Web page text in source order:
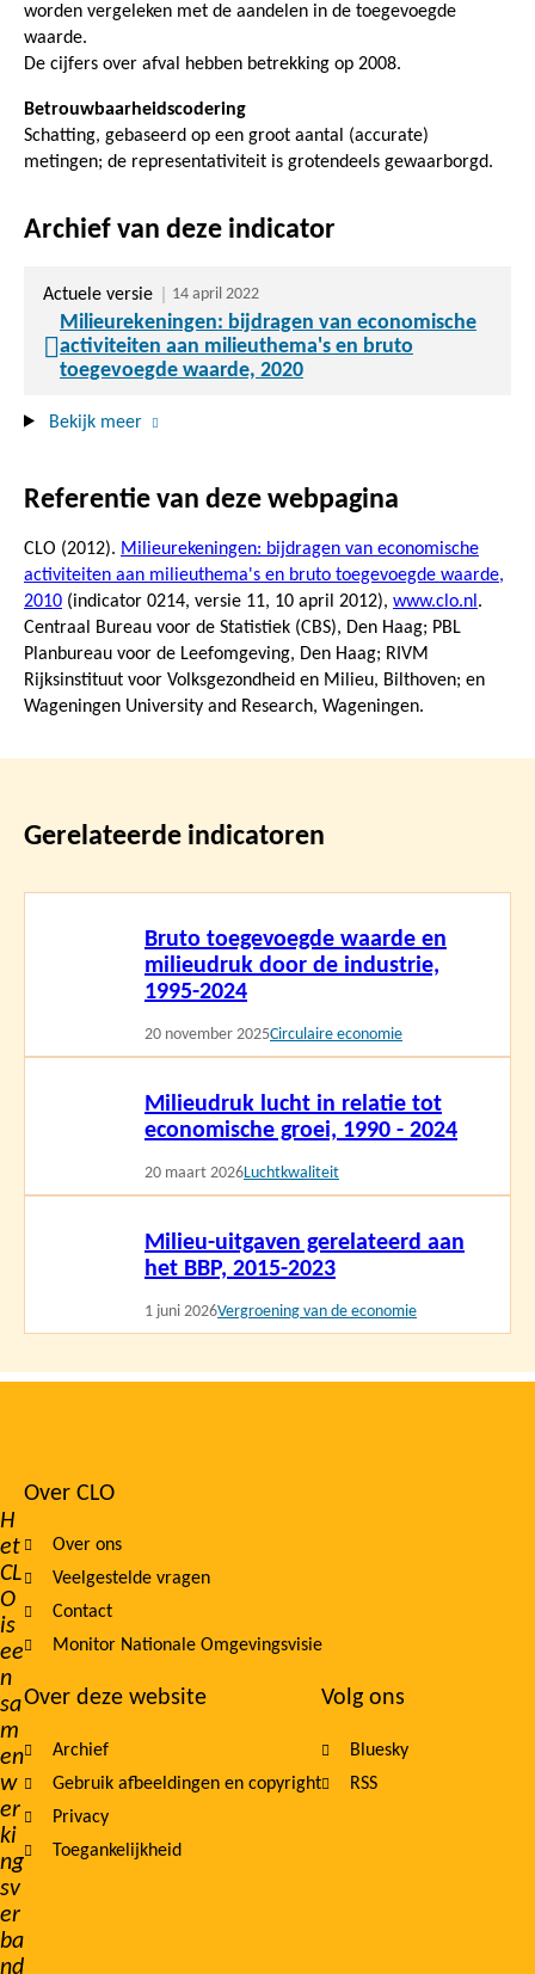
worden vergeleken met de aandelen in de toegevoegde
waarde.
De cijfers over afval hebben betrekking op 2008.
Betrouwbaarheidscodering
Schatting, gebaseerd op een groot aantal (accurate)
metingen; de representativiteit is grotendeels gewaarborgd.
Archief van deze indicator
Actuele versie 14 april 2022
Milieurekeningen: bijdragen van economische
activiteiten aan milieuthema's en bruto
toegevoegde waarde, 2020
Bekijk meer
Referentie van deze webpagina
CLO (2012). Milieurekeningen: bijdragen van economische
activiteiten aan milieuthema's en bruto toegevoegde waarde,
2010 (indicator 0214, versie 11, 10 april 2012), www.clo.nl .
Centraal Bureau voor de Statistiek (CBS), Den Haag; PBL
Planbureau voor de Leefomgeving, Den Haag; RIVM
Rijksinstituut voor Volksgezondheid en Milieu, Bilthoven; en
Wageningen University and Research, Wageningen.
Gerelateerde indicatoren
Bruto toegevoegde waarde en
milieudruk door de industrie,
1995-2024
20 november 2025Circulaire economie
Milieudruk lucht in relatie tot
economische groei, 1990 - 2024
20 maart 2026Luchtkwaliteit
Milieu-uitgaven gerelateerd aan
het BBP, 2015-2023
1 juni 2026Vergroening van de economie
H
et
CL
O
is
ee
n
sa
m
en
w
er
ki
ng
sv
er
ba
nd
Footer
navigation
Over CLO
Over ons
Veelgestelde vragen
Contact
Monitor Nationale Omgevingsvisie
Over deze website
Archief
Gebruik afbeeldingen en copyright
Privacy
Toegankelijkheid
Volg ons
Bluesky
RSS